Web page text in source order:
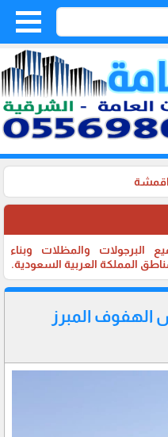
تخفيضات 20%لجميع البرجولات والمظلات وبناء
المملكة العربية السعودية.
المبرز